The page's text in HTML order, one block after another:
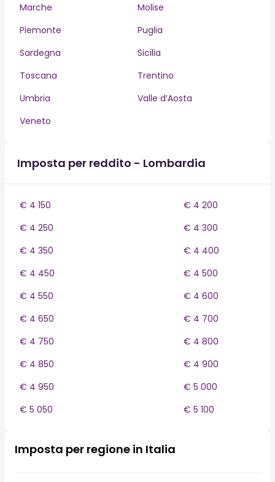
Marche
Molise
Piemonte
Puglia
Sardegna
Sicilia
Toscana
Trentino
Umbria
Valle d’Aosta
Veneto
Imposta per reddito - Lombardia
€ 4 150
€ 4 200
€ 4 250
€ 4 300
€ 4 350
€ 4 400
€ 4 450
€ 4 500
€ 4 550
€ 4 600
€ 4 650
€ 4 700
€ 4 750
€ 4 800
€ 4 850
€ 4 900
€ 4 950
€ 5 000
€ 5 050
€ 5 100
Imposta per regione in Italia